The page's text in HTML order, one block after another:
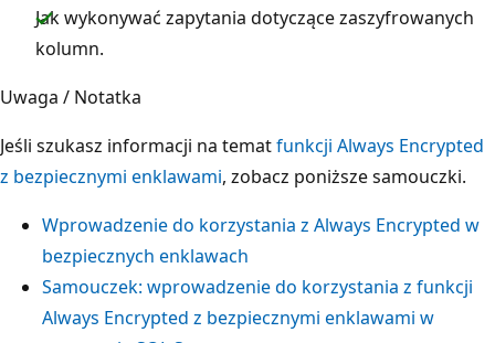
Jak wykonywać zapytania dotyczące zaszyfrowanych
kolumn.
Uwaga / Notatka
Jeśli szukasz informacji na tematfunkcji Always Encrypted
z bezpiecznymi enklawami, zobacz poniższe samouczki.
Wprowadzenie do korzystania z Always Encrypted w
bezpiecznych enklawach
Samouczek: wprowadzenie do korzystania z funkcji
Always Encrypted z bezpiecznymi enklawami w